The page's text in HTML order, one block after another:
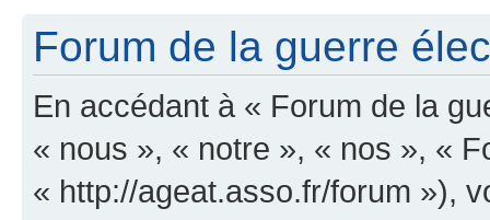
Forum de la guerre
En accédant à « Forum de la
« nous », « notre », « nos », «
« http://ageat.asso.fr/forum »),